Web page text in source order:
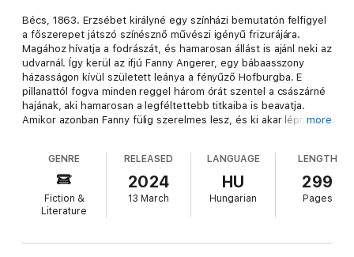
Bécs, 1863. Erzsébet királyné egy színházi bemutatón felfigyel
a főszerepet játszó színésznő művészi igényű frizurájára.
Magához hívatja a fodrászát, és hamarosan állást is ajánl neki az
udvarnál. Így kerül az ifjú Fanny Angerer, egy bábaasszony
házasságon kívül született leánya a fényűző Hofburgba. E
pillanattól fogva minden reggel három órát szentel a császárné
hajának, aki hamarosan a legféltettebb titkaiba is beavatja.
Amikor azonban Fanny fülig szerelmes lesz, és ki akar lépni az
more
GENRE
Fiction &
Literature
RELEASED
2024
13 March
LANGUAGE
HU
Hungarian
LENGTH
299
Pages